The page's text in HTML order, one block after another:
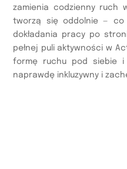
zamienia codzienny ruch
tworzą się oddolnie — co
dokładania pracy po
pełnej puli aktywności w
formę ruchu pod siebie i
naprawdę inkluzywny i